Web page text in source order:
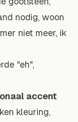
nodig, woon
niet meer, ik
"eh",
accent
kleuring,